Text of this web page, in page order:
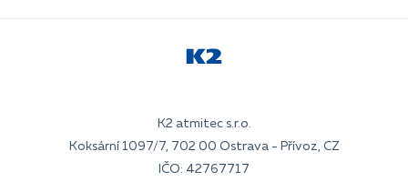
K2 atmitec s.r.o.
Koksární 1097/7, 702 00 Ostrava - Přívoz, CZ
IČO: 42767717